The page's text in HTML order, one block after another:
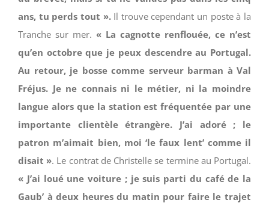
ans, tu perds tout ».Il trouve cependant un poste à la
Tranche sur mer. « La cagnotte renflouée, ce n’est
qu’en octobre que je peux descendre au Portugal.
Au retour, je bosse comme serveur barman à Val
Fréjus. Je ne connais ni le métier, ni la moindre
langue alors que la station est fréquentée par une
importante clientèle étrangère. J’ai adoré ; le
patron m’aimait bien, moi ‘le faux lent’ comme il
disait ». Le contrat de Christelle se termine au Portugal.
« J’ai loué une voiture ; je suis parti du café de la
Gaub’ à deux heures du matin pour faire le trajet